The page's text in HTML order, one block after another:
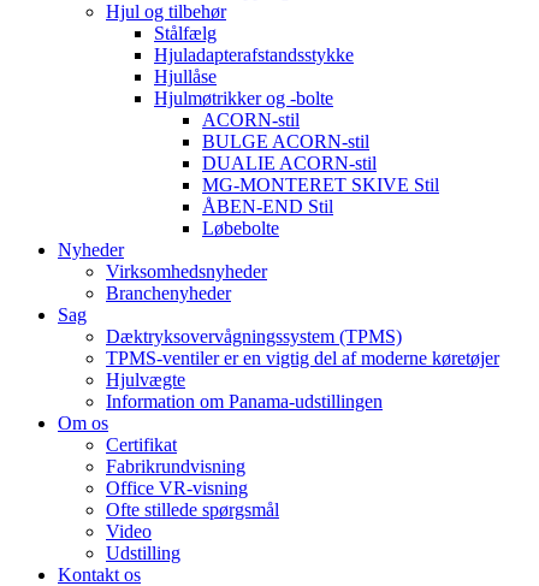
Hjul og tilbehør
Stålfælg
Hjuladapterafstandsstykke
Hjullåse
Hjulmøtrikker og -bolte
ACORN-stil
BULGE ACORN-stil
DUALIE ACORN-stil
MG-MONTERET SKIVE Stil
ÅBEN-END Stil
Løbebolte
Nyheder
Virksomhedsnyheder
Branchenyheder
Sag
Dæktryksovervågningssystem (TPMS)
TPMS-ventiler er en vigtig del af moderne køretøjer
Hjulvægte
Information om Panama-udstillingen
Om os
Certifikat
Fabrikrundvisning
Office VR-visning
Ofte stillede spørgsmål
Video
Udstilling
Kontakt os